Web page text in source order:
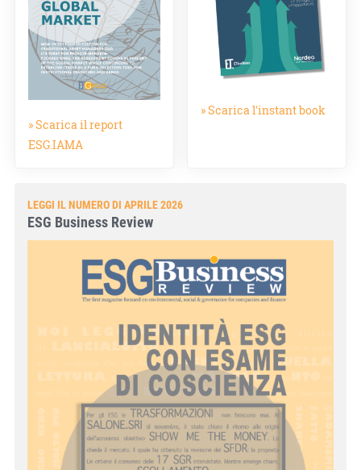
» Scarica il report
ESG.IAMA
» Scarica l'instant book
LEGGI IL NUMERO DI APRILE 2026
ESG Business Review